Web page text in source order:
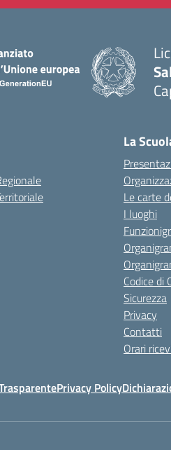
La
Le carte
I luoghi
Codice di
Sicurezza
Privacy
Contatti
Orari
Privacy Policy